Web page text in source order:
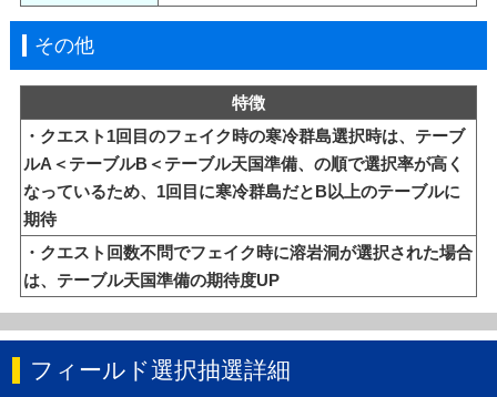
その他
特徴
・クエスト1回目のフェイク時の寒冷群島選択時は、テーブ
ルA＜テーブルB＜テーブル天国準備、の順で選択率が高く
なっているため、1回目に寒冷群島だとB以上のテーブルに
期待
・クエスト回数不問でフェイク時に溶岩洞が選択された場合
は、テーブル天国準備の期待度UP
フィールド選択抽選詳細